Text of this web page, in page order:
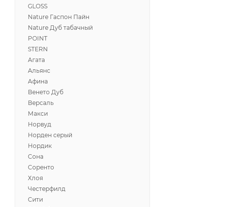
GLOSS
Nature Гаспон Пайн
Nature Дуб табачный
POINT
STERN
Агата
Альянс
Афина
Венето Дуб
Версаль
Макси
Норвуд
Норден серый
Нордик
Сона
Соренто
Хлоя
Честерфилд
Сити